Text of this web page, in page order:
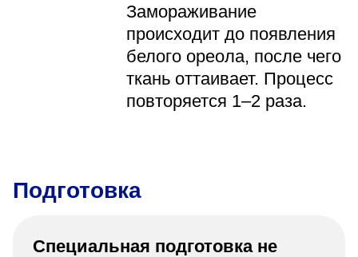
Замораживание
происходит до появления
белого ореола, после чего
ткань оттаивает. Процесс
повторяется 1–2 раза.
Подготовка
Специальная подготовка не